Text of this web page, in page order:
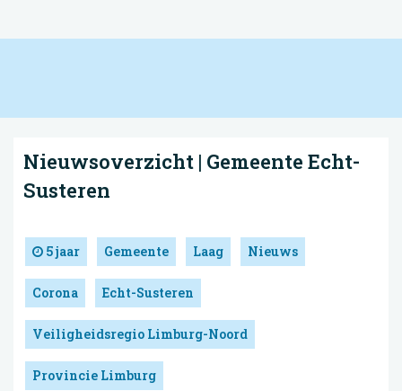
Nieuwsoverzicht | Gemeente Echt-
Susteren
5 jaar Gemeente Laag Nieuws
Corona Echt-Susteren
Veiligheidsregio Limburg-Noord
Provincie Limburg